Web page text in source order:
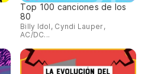
Top 100 canciones de los
80
Billy Idol, Cyndi Lauper,
AC/DC...